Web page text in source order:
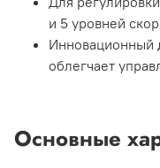
и 5 уровней
Инновационный
облегчает
Основные